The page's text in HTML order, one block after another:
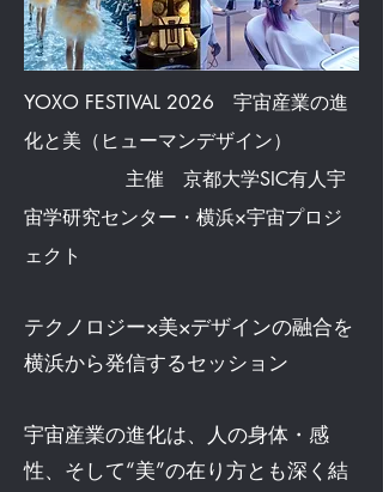
YOXO FESTIVAL 2026 宇宙産業の進
化と美（ヒューマンデザイン）
主催 京都大学SIC有人宇
宙学研究センター・横浜×宇宙プロジ
ェクト
テクノロジー×美×デザインの融合を
横浜から発信するセッション
宇宙産業の進化は、人の身体・感
性、そして“美”の在り方とも深く結